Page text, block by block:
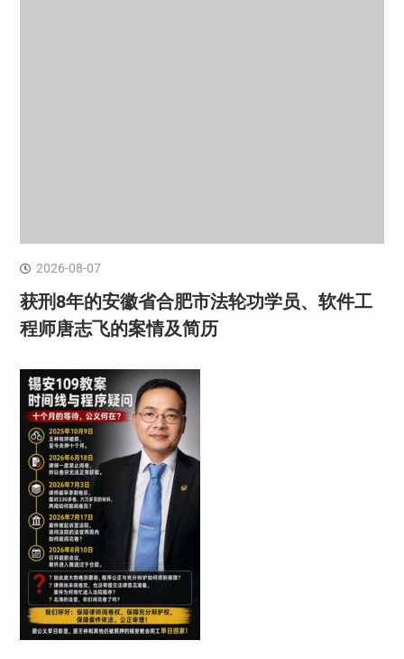
2026-08-07
获刑8年的安徽省合肥市法轮功学员、软件工
程师唐志飞的案情及简历